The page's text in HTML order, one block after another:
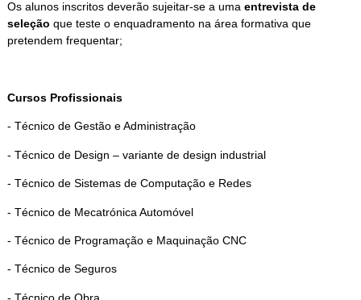
Os alunos inscritos deverão sujeitar-se a uma entrevista de
seleção que teste o enquadramento na área formativa que
pretendem frequentar;
Cursos Profissionais
- Técnico de Gestão e Administração
- Técnico de Design – variante de design industrial
- Técnico de Sistemas de Computação e Redes
- Técnico de Mecatrónica Automóvel
- Técnico de Programação e Maquinação CNC
- Técnico de Seguros
- Técnico de Obra